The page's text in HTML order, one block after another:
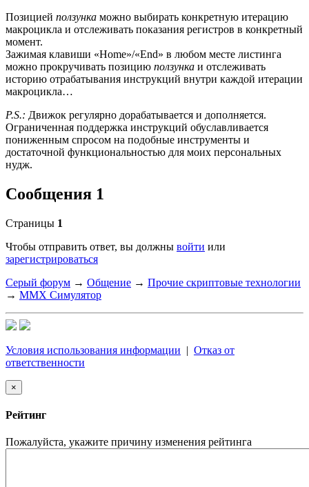
Позицией ползунка можно выбирать конкретную итерацию
макроцикла и отслеживать показания регистров в конкретный
момент.
Зажимая клавиши «Home»/«End» в любом месте листинга
можно прокручивать позицию ползунка и отслеживать
историю отрабатывания инструкций внутри каждой итерации
макроцикла…
P.S.: Движок регулярно дорабатывается и дополняется.
Ограниченная поддержка инструкций обуславливается
пониженным спросом на подобные инструменты и
достаточной функциональностью для моих персональных
нудж.
Сообщения 1
Страницы 1
Чтобы отправить ответ, вы должны войти или
зарегистрироваться
Серый форум → Общение → Прочие скриптовые технологии
→ MMX Симулятор
Условия использования информации | Отказ от
ответственности
×
Рейтинг
Пожалуйста, укажите причину изменения рейтинга